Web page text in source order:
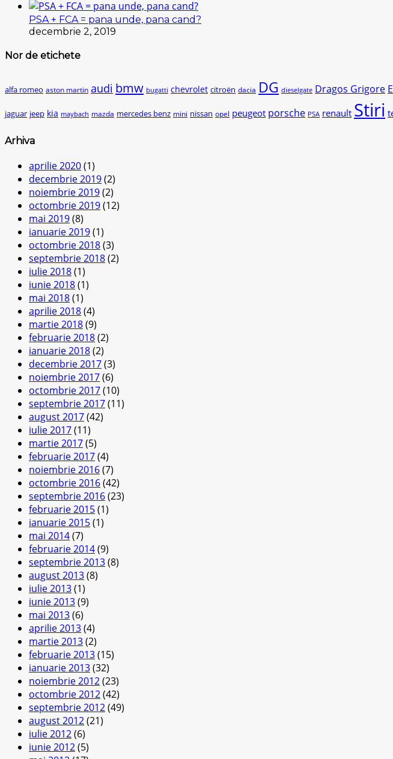
PSA + FCA = pana unde, pana cand?
decembrie 2, 2019
Nor de etichete
alfa romeo aston martin audi bmw bugatti chevrolet citroën dacia DG dieselgate Dragos Grigore
jaguar jeep kia maybach mazda mercedes benz mini nissan opel peugeot porsche PSA renault Stiri
Arhiva
aprilie 2020(1)
decembrie 2019(2)
noiembrie 2019(2)
octombrie 2019(12)
mai 2019(8)
ianuarie 2019(1)
octombrie 2018(3)
septembrie 2018(2)
iulie 2018(1)
iunie 2018(1)
mai 2018(1)
aprilie 2018(4)
martie 2018(9)
februarie 2018(2)
ianuarie 2018(2)
decembrie 2017(3)
noiembrie 2017(6)
octombrie 2017(10)
septembrie 2017(11)
august 2017(42)
iulie 2017(11)
martie 2017(5)
februarie 2017(4)
noiembrie 2016(7)
octombrie 2016(42)
septembrie 2016(23)
februarie 2015(1)
ianuarie 2015(1)
mai 2014(7)
februarie 2014(9)
septembrie 2013(8)
august 2013(8)
iulie 2013(1)
iunie 2013(9)
mai 2013(6)
aprilie 2013(4)
martie 2013(2)
februarie 2013(15)
ianuarie 2013(32)
noiembrie 2012(23)
octombrie 2012(42)
septembrie 2012(49)
august 2012(21)
iulie 2012(6)
iunie 2012(5)